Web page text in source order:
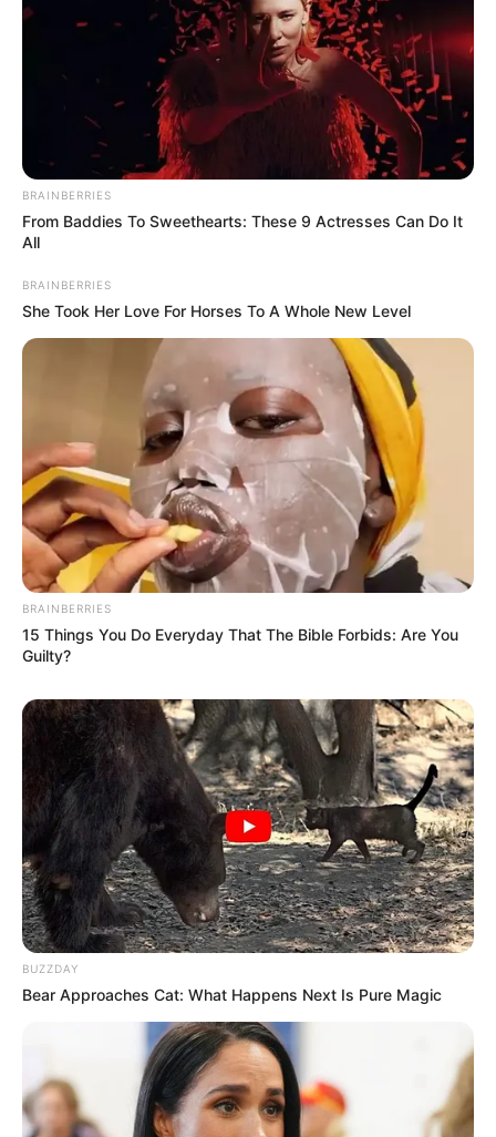
Пов’язаний запис
ПАРТНЕРСЬКІ МАТЕРІАЛИ ПОДІЇ
Попит на нерухомість в
Ужгороді зростає – аналітика
девелопера підтверджує
загальнонаціональний інтерес
СЕР 7, 2026
BRAINBERRIES
From Baddies To Sweethearts: These 9 Actresses Can Do It
All
BRAINBERRIES
She Took Her Love For Horses To A Whole New Level
BRAINBERRIES
15 Things You Do Everyday That The Bible Forbids: Are You
Guilty?
BUZZDAY
Bear Approaches Cat: What Happens Next Is Pure Magic